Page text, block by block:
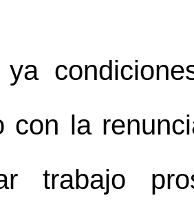
con la
trabajo